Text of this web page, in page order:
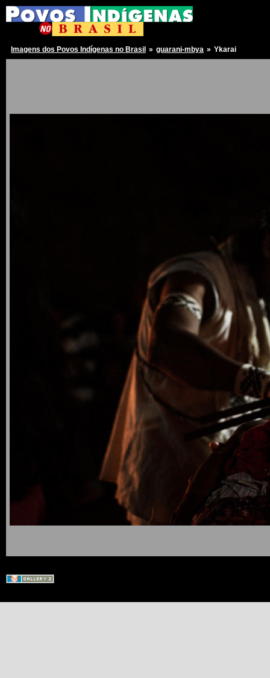
Imagens dos Povos Indígenas no Brasil » guarani-mbya » Ykarai